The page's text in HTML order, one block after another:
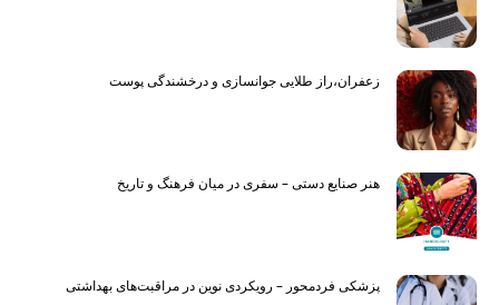
زعفران،راز طلایی جوانسازی و درخشندگی پوست
هنر صنایع دستی – سفری در میان فرهنگ و تاریخ
پزشکی فردمحور – رویکردی نوین در مراقبت‌های بهداشتی